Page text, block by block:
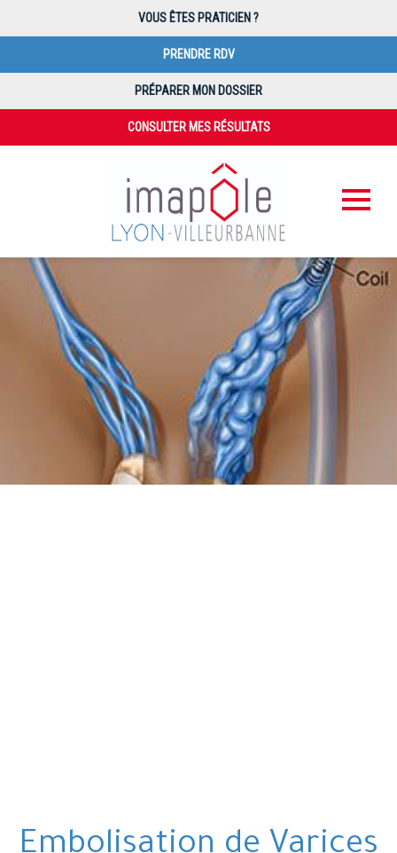
VOUS ÊTES PRATICIEN ?
PRENDRE RDV
PRÉPARER MON DOSSIER
CONSULTER MES RÉSULTATS
PAIEMENT EN LIGNE